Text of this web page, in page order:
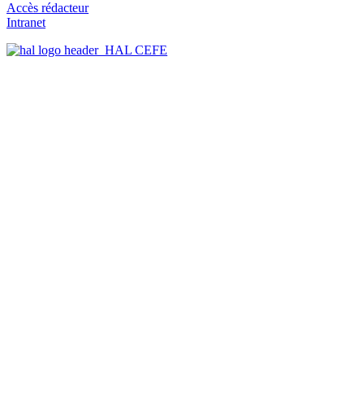
Accès rédacteur
Intranet
HAL CEFE